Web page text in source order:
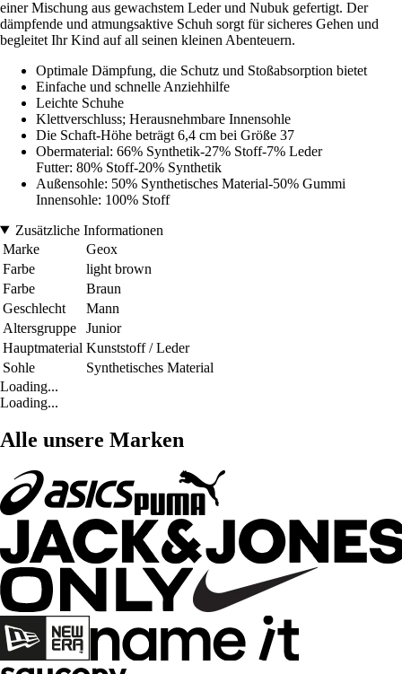
einer Mischung aus gewachstem Leder und Nubuk gefertigt. Der
dämpfende und atmungsaktive Schuh sorgt für sicheres Gehen und
begleitet Ihr Kind auf all seinen kleinen Abenteuern.
Optimale Dämpfung, die Schutz und Stoßabsorption bietet
Einfache und schnelle Anziehhilfe
Leichte Schuhe
Klettverschluss; Herausnehmbare Innensohle
Die Schaft-Höhe beträgt 6,4 cm bei Größe 37
Obermaterial: 66% Synthetik-27% Stoff-7% Leder
Futter: 80% Stoff-20% Synthetik
Außensohle: 50% Synthetisches Material-50% Gummi
Innensohle: 100% Stoff
Zusätzliche Informationen
Marke
Geox
Farbe
light brown
Farbe
Braun
Geschlecht
Mann
Altersgruppe
Junior
Hauptmaterial Kunststoff / Leder
Sohle
Synthetisches Material
Loading...
Loading...
Alle unsere Marken